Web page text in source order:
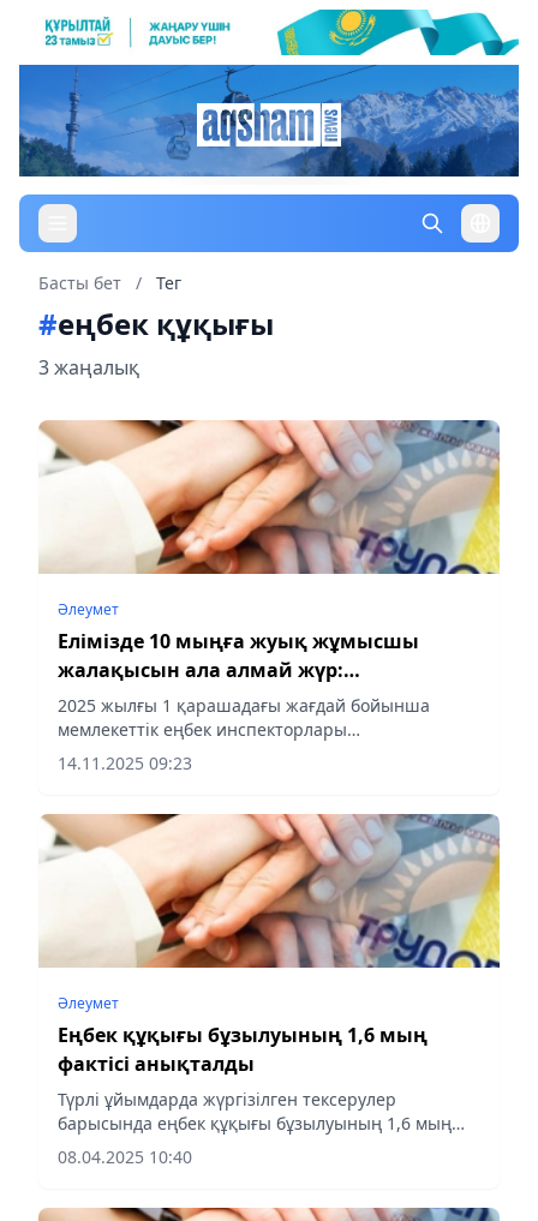
Басты бет / Тег
#еңбек құқығы
3 жаңалық
Әлеумет
Елімізде 10 мыңға жуық жұмысшы
жалақысын ала алмай жүр:
инспекторлар 2,3 млрд теңге берешек
анықтады
2025 жылғы 1 қарашадағы жағдай бойынша
мемлекеттік еңбек инспекторлары
республиканың 394 кәсіпорны 9,8 мыңнан астам
жұмыскерге 2,3 млрд теңгеге жалақы бойынша
14.11.2025 09:23
Әлеумет
Еңбек құқығы бұзылуының 1,6 мың
фактісі анықталды
Түрлі ұйымдарда жүргізілген тексерулер
барысында еңбек құқығы бұзылуының 1,6 мың
фактісі анықталды. 2025 жылғы 1 сәуірдегі жағдай
бойынша мемлекеттік еңбек инспекторлары
08.04.2025 10:40